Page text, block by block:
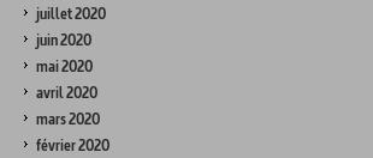
juillet 2020
juin 2020
mai 2020
avril 2020
mars 2020
février 2020